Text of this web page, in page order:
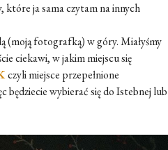
które ja sama czytam na innych
(moją fotografką) w góry. Miałyśmy
ciekawi, w jakim miejscu się
czyli miejsce przepełnione
będziecie wybierać się do Istebnej lub